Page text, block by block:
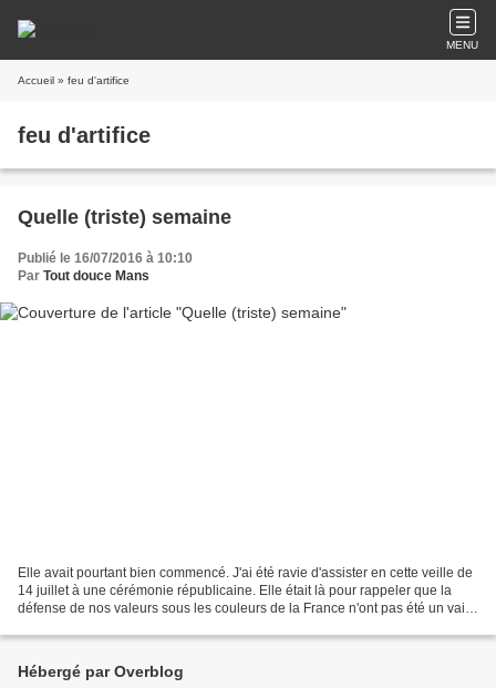
MENU
Accueil » feu d'artifice
feu d'artifice
Quelle (triste) semaine
Publié le 16/07/2016 à 10:10
Par Tout douce Mans
Elle avait pourtant bien commencé. J'ai été ravie d'assister en cette veille de
14 juillet à une cérémonie républicaine. Elle était là pour rappeler que la
défense de nos valeurs sous les couleurs de la France n'ont pas été un vain
Hébergé par Overblog